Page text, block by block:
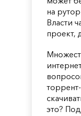
на
Власти
проект,
это?